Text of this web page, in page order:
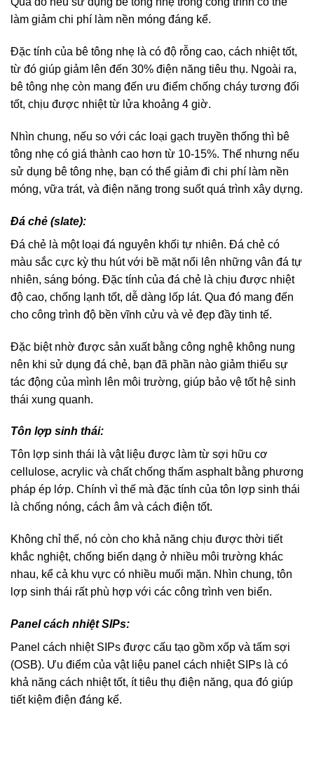
làm giảm chi phí làm nền móng đáng kể.
Đặc tính của bê tông nhẹ là có độ rỗng cao, cách nhiệt tốt,
từ đó giúp giảm lên đến 30% điện năng tiêu thụ. Ngoài ra,
bê tông nhẹ còn mang đến ưu điểm chống cháy tương đối
tốt, chịu được nhiệt từ lửa khoảng 4 giờ.
Nhìn chung, nếu so với các loại gạch truyền thống thì bê
tông nhẹ có giá thành cao hơn từ 10-15%. Thế nhưng nếu
sử dụng bê tông nhẹ, bạn có thể giảm đi chi phí làm nền
móng, vữa trát, và điện năng trong suốt quá trình xây dựng.
Đá chẻ (slate):
Đá chẻ là một loại đá nguyên khối tự nhiên. Đá chẻ có
màu sắc cực kỳ thu hút với bề mặt nổi lên những vân đá tự
nhiên, sáng bóng. Đặc tính của đá chẻ là chịu được nhiệt
độ cao, chống lạnh tốt, dễ dàng lốp lát. Qua đó mang đến
cho công trình độ bền vĩnh cửu và vẻ đẹp đầy tinh tế.
Đặc biệt nhờ được sản xuất bằng công nghệ không nung
nên khi sử dụng đá chẻ, bạn đã phần nào giảm thiểu sự
tác động của mình lên môi trường, giúp bảo vệ tốt hệ sinh
thái xung quanh.
Tôn lợp sinh thái:
Tôn lợp sinh thái là vật liệu được làm từ sợi hữu cơ
cellulose, acrylic và chất chống thấm asphalt bằng phương
pháp ép lớp. Chính vì thế mà đặc tính của tôn lợp sinh thái
là chống nóng, cách âm và cách điện tốt.
Không chỉ thế, nó còn cho khả năng chịu được thời tiết
khắc nghiệt, chống biến dạng ở nhiều môi trường khác
nhau, kể cả khu vực có nhiều muối mặn. Nhìn chung, tôn
lợp sinh thái rất phù hợp với các công trình ven biển.
Panel cách nhiệt SIPs:
Panel cách nhiệt SIPs được cấu tạo gồm xốp và tấm sợi
(OSB). Ưu điểm của vật liệu panel cách nhiệt SIPs là có
khả năng cách nhiệt tốt, ít tiêu thụ điện năng, qua đó giúp
tiết kiệm điện đáng kể.